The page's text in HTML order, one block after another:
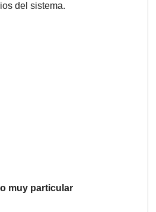
del sistema.
muy particular